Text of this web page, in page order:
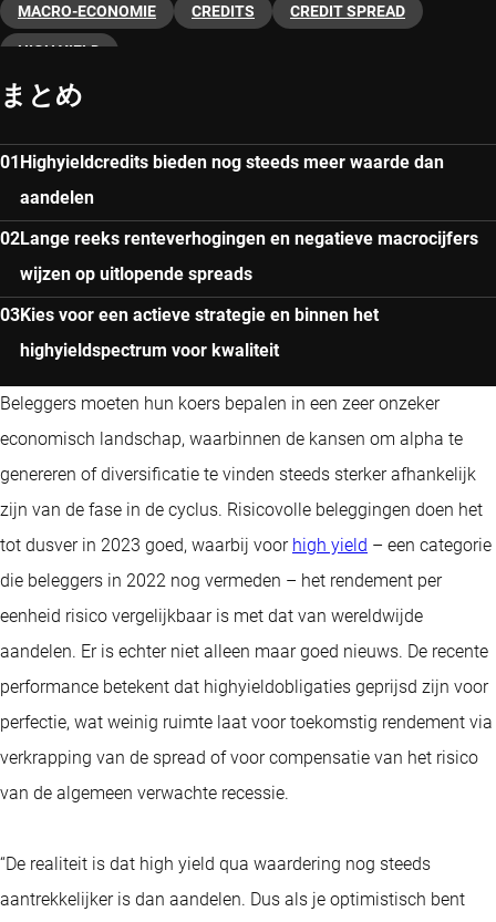
MACRO-ECONOMIE CREDITS CREDIT SPREAD
HIGH YIELD
まとめ
Highyieldcredits bieden nog steeds meer waarde dan
aandelen
Lange reeks renteverhogingen en negatieve macrocijfers
wijzen op uitlopende spreads
Kies voor een actieve strategie en binnen het
highyieldspectrum voor kwaliteit
Beleggers moeten hun koers bepalen in een zeer onzeker
economisch landschap, waarbinnen de kansen om alpha te
genereren of diversificatie te vinden steeds sterker afhankelijk
zijn van de fase in de cyclus. Risicovolle beleggingen doen het
tot dusver in 2023 goed, waarbij voor high yield – een categorie
die beleggers in 2022 nog vermeden – het rendement per
eenheid risico vergelijkbaar is met dat van wereldwijde
aandelen. Er is echter niet alleen maar goed nieuws. De recente
performance betekent dat highyieldobligaties geprijsd zijn voor
perfectie, wat weinig ruimte laat voor toekomstig rendement via
verkrapping van de spread of voor compensatie van het risico
van de algemeen verwachte recessie.
“De realiteit is dat high yield qua waardering nog steeds
aantrekkelijker is dan aandelen. Dus als je optimistisch bent